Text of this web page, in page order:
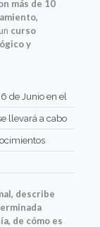
más de 10
curso
y
de Junio en el
llevará a cabo
describe
de cómo es